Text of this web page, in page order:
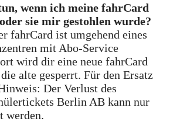
wenn ich meine fahrCard
sie mir gestohlen wurde?
fahrCard ist umgehend eines
mit Abo-Service
wird dir eine neue fahrCard
alte gesperrt. Für den Ersatz
Der Verlust des
Berlin AB kann nur
werden.